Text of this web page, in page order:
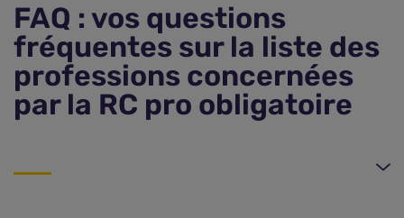
FAQ : vos questions
fréquentes sur la liste des
professions concernées
par la RC pro obligatoire